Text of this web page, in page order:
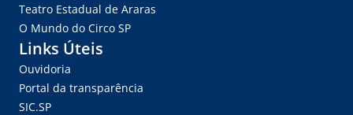
Teatro Estadual de Araras
O Mundo do Circo SP
Links Úteis
Ouvidoria
Portal da transparência
SIC.SP